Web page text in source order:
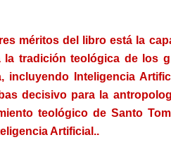
méritos del libro está la
la tradición teológica de los
incluyendo Inteligencia
decisivo para la
teológico de Santo
Artificial..